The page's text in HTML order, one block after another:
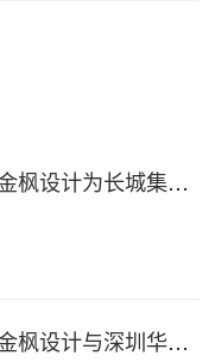
金枫动态 | 金枫设计为长城集团爱情广场打造汽车文化主题美食食集
金枫动态 | 金枫设计与深圳华强集团携手打造华强商业旗舰项目——宝安华强广场美食街区